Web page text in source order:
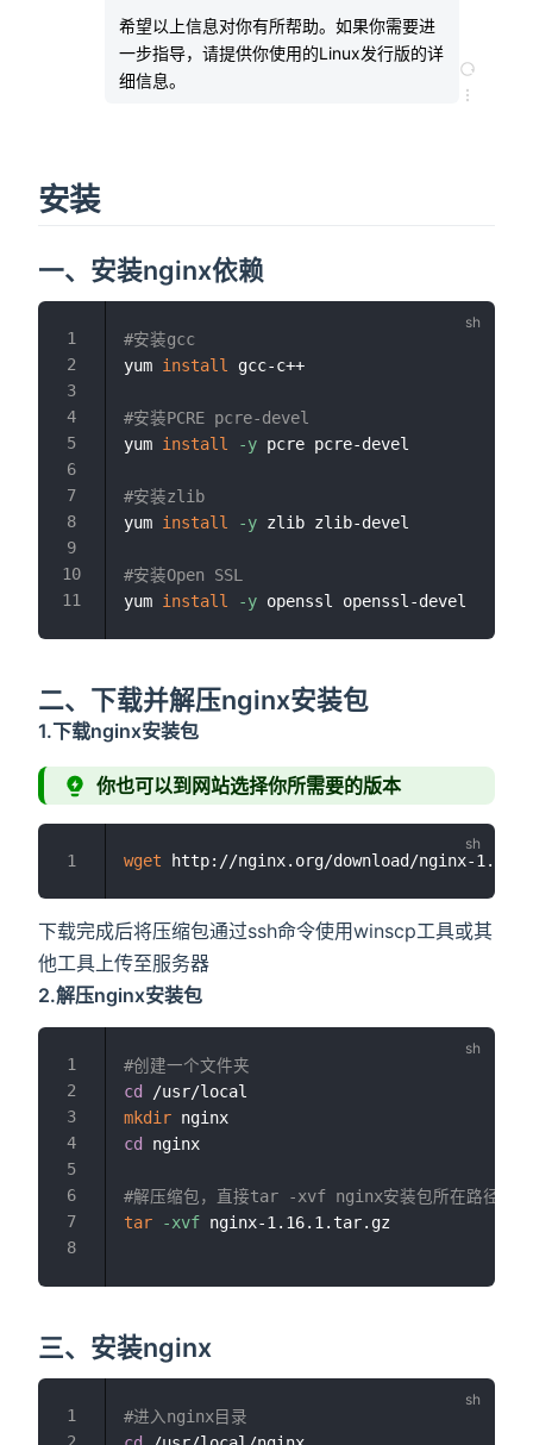
希望以上信息对你有所帮助。如果你需要进
一步指导，请提供你使用的Linux发行版的详
细信息。
安装
一、安装nginx依赖
#安装gcc
yum install gcc-c++
#安装PCRE pcre-devel
yum install -y pcre pcre-devel
#安装zlib
yum install -y zlib zlib-devel
#安装Open SSL
yum install -y
二、下载并解压nginx安装包
1.下载nginx安装包
你也可以到网站选择你所需要的版本
wget
下载完成后将压缩包通过ssh命令使用winscp工具或其
他工具上传至服务器
2.解压nginx安装包
#创建一个文件夹
cd
mkdir
cd
nginx
#解压缩包，直接tar -xvf nginx安装包所在路径
tar
-xvf nginx-1.16.1.tar.gz
三、安装nginx
#进入nginx目录